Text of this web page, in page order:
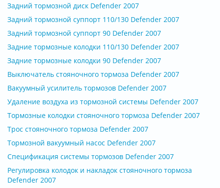
Задний тормозной диск Defender 2007
Задний тормозной суппорт 110/130 Defender 2007
Задний тормозной суппорт 90 Defender 2007
Задние тормозные колодки 110/130 Defender 2007
Задние тормозные колодки 90 Defender 2007
Выключатель стояночного тормоза Defender 2007
Вакуумный усилитель тормозов Defender 2007
Удаление воздуха из тормозной системы Defender 2007
Тормозные колодки стояночного тормоза Defender 2007
Трос стояночного тормоза Defender 2007
Тормозной вакуумный насос Defender 2007
Спецификация системы тормозов Defender 2007
Регулировка колодок и накладок стояночного тормоза
Defender 2007